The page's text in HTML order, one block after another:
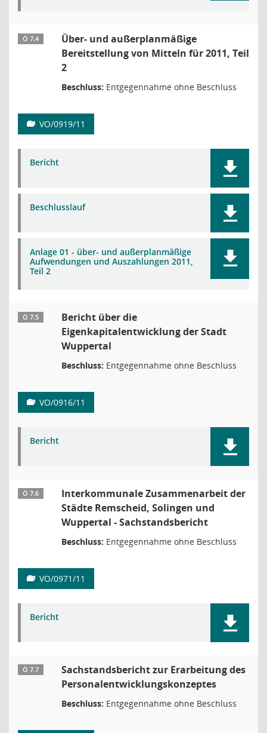
Ö 7.4
Über- und außerplanmäßige
Bereitstellung von Mitteln für 2011, Teil
2
Beschluss: Entgegennahme ohne Beschluss
VO/0919/11
Bericht
Beschlusslauf
Anlage 01 - über- und außerplanmäßige
Aufwendungen und Auszahlungen 2011,
Teil 2
Ö 7.5
Bericht über die
Eigenkapitalentwicklung der Stadt
Wuppertal
Beschluss: Entgegennahme ohne Beschluss
VO/0916/11
Bericht
Ö 7.6
Interkommunale Zusammenarbeit der
Städte Remscheid, Solingen und
Wuppertal - Sachstandsbericht
Beschluss: Entgegennahme ohne Beschluss
VO/0971/11
Bericht
Ö 7.7
Sachstandsbericht zur Erarbeitung des
Personalentwicklungskonzeptes
Beschluss: Entgegennahme ohne Beschluss